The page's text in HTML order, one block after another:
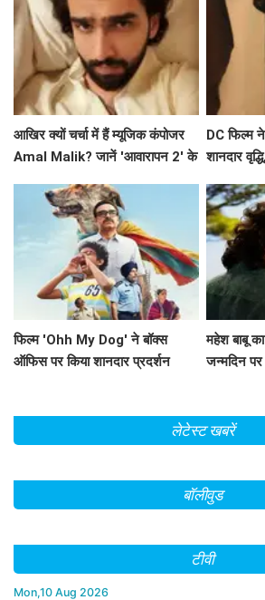
आखिर क्यों चर्चा में हैं म्यूजिक कंपोजर
Amal Malik? जानें 'आवारापन 2' के
DC फिल्म
शानदार
फिल्म 'Ohh My Dog' ने बॉक्स
ऑफिस पर किया शानदार प्रदर्शन
महेश बाबू
जन्मदिन पर
लेटेस्ट खबरें
बॉलीवुड
टीवी
Mon,10 Aug 2026